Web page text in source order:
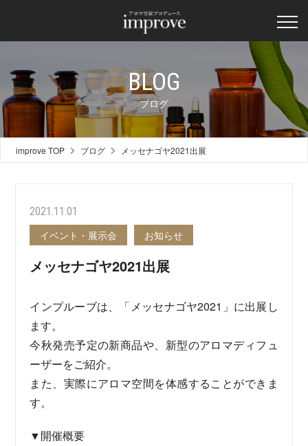
BLOG
ブログ
improve TOP ブログ メッセナゴヤ2021出展
2021.11.01
イベント・展示会 お知らせ
メッセナゴヤ2021出展
インプルーブは、「メッセナゴヤ2021」に出展し
ます。
今秋発売予定の新商品や、新型のアロマディフュ
ーザーをご紹介。
また、実際にアロマ空間を体感することができま
す。
▼開催概要